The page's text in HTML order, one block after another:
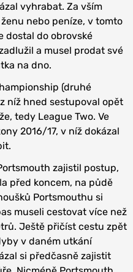
vyhrabat. Za vším
nebo peníze, v tomto
dostal do obrovské
a musel prodat své
na dno.
(druhé
níž hned sestupoval opět
tedy League Two. Ve
2016/17, v níž dokázal
zajistil postup,
před koncem, na půdě
Portsmouthu si
museli cestovat více než
Ještě přičíst cestu zpět
v daném utkání
si předčasně zajistit